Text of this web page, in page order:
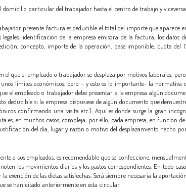
domicilio particular del trabajador hasta el centro de trabajo y viceversa.
presente factura es deducible el total del importe que aparece
identificación de la empresa emisora de la factura, los datos
concepto, importe de la operación, base imponible, cuota del
el que el empleado o trabajador se desplaza por motivos laborales,
límites económicos, pero – y esto es lo importante- la normativa
el empleado o trabajador debe presentar a la empresa algún
deducible si la empresa dispusiese de algún documento que
confirmando una visita etc.). Aquí es donde surge la gran
es, en muchos casos, compleja; por ello, cada empresa, en función de
del día, lugar y razón o motivo del desplazamiento hecho
a sus empleados, es recomendable que se confeccione,
los movimientos diarios y los gastos correspondientes. En todo
de las dietas satisfechas. Será siempre necesaria la
se han citado anteriormente en esta circular.